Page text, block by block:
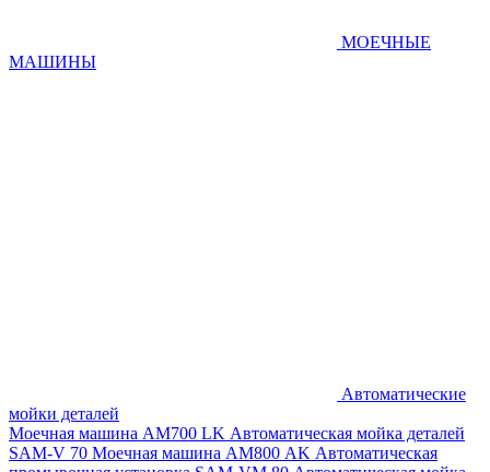
МОЕЧНЫЕ
МАШИНЫ
Автоматические
мойки деталей
Моечная машина AM700 LK Автоматическая мойка деталей
SAM-V 70 Моечная машина АМ800 AK Автоматическая